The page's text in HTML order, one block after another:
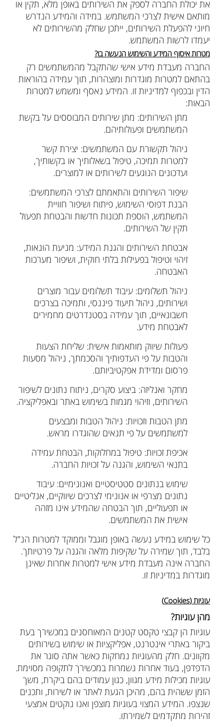
את יכולת החברה לספק את השירותים באופן מלא, תקין או
מותאם אישית לצרכי המשתמש. במידה והמידע הנדרש
חיוני להפעלת השירותים, ייתכן שחלק מהשירותים לא
יעמדו לרשות המשתמש.
מטרות איסוף המידע והשימוש הנעשה בו?
החברה מעבדת מידע אישי שהתקבל מהמשתמשים רק
בהתאם למטרות מוגדרות ומוצהרות, תוך עמידה בהוראות
הדין ובכפוף למדיניות זו. המידע נאסף ומשמש למטרות
הבאות:
מתן השירותים: מתן שירותים המבוססים על בקשת
המשתמשים ופעולותיהם.
ניהול תקשורת עם המשתמשים: יצירת קשר
למטרות תמיכה, טיפול בשאלותיך או בקשותיך,
ועדכונים הנוגעים לשירותים או למוצרים.
שיפור השירותים והתאמתם לצרכי המשתמשים:
הבנת דפוסי השימוש, פיתוח ושיפור חוויית
המשתמש, הוספת תכונות חדשות והבטחת תפעול
תקין של השירותים.
אבטחת השירותים והגנת המידע: מניעת הונאות,
זיהוי וטיפול בפעילות בלתי חוקית, ושיפור מערכות
האבטחה.
ניהול תשלומים: עיבוד תשלומים עבור מוצרים
ושירותים, ניהול תיעוד פיננסי, ותמיכה בצרכים
חשבונאיים, תוך עמידה בסטנדרטים מחמירים
לאבטחת מידע.
פעולות שיווק מותאמות אישית: שליחת הצעות
והטבות על פי העדפותיך והסכמתך, ניהול מסעות
פרסום ומדידת אפקטיביותם.
מחקר ואנליזה: ביצוע סקרים, ניתוח נתונים לשיפור
השירותים, וזיהוי מגמות בשימוש באתר ובאפליקציה.
מתן הטבות וזכויות: ניהול הטבות ומבצעים
למשתמשים על פי תנאים שהוגדרו מראש.
אכיפת זכויות: טיפול במחלוקות, הבטחת עמידה
בתנאי השימוש, והגנה על זכויות החברה.
שימוש בנתונים סטטיסטיים ואנונימיים: עיבוד
נתונים מצרפי או אנונימי לצרכים שיווקיים, אנליטיים
או תפעוליים, תוך הבטחה שהמידע אינו מזהה
אישית את המשתמשים.
כל שימוש במידע נעשה באופן מוגבל וממוקד למטרות הנ"ל
בלבד, תוך שמירה על שקיפות מלאה והגנה על פרטיותך.
החברה אינה מעבדת מידע אישי למטרות אחרות שאינן
מוגדרות במדיניות זו.
עוגיות (Cookies)
מהן עוגיות?
עוגיות הן קבצי טקסט קטנים המאוחסנים במכשירך בעת
ביקור באתרי אינטרנט, אפליקציות או שימוש בשירותים
מקוונים. חלק מהעוגיות נמחקות כאשר אתה סוגר את
הדפדפן, בעוד אחרות נשמרות במכשירך לתקופה מסוימת.
עוגיות מכילות מידע מגוון, כגון עמודים בהם ביקרת, משך
הזמן ששהית בהם, מהיכן הגעת לאתר או לשירות, ותכנים
שנצפו. המידע המצוי בעוגיות מוצפן ואנו נוקטים אמצעי
זהירות מתקדמים לשמירתו.